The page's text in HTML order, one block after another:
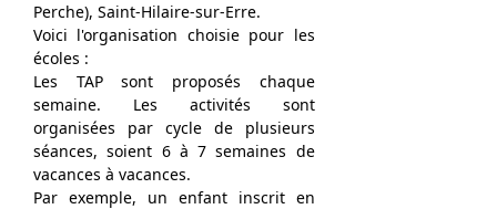
Perche), Saint-Hilaire-sur-Erre.
Voici l'organisation choisie pour les
écoles :
Les TAP sont proposés chaque
semaine. Les activités sont
organisées par cycle de plusieurs
séances, soient 6 à 7 semaines de
vacances à vacances.
Par exemple, un enfant inscrit en